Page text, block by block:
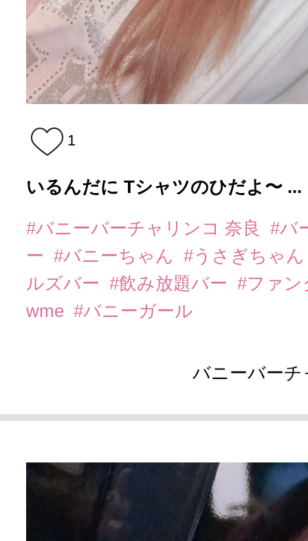
1
いるんだに Tシャツのひだよ〜 ...
#バニーバーチャリンコ 奈良
#バ
ー #バニーちゃん
#うさぎちゃ
ルズバー #飲み放題バー #ファ
wme #バニーガール
バニーバー